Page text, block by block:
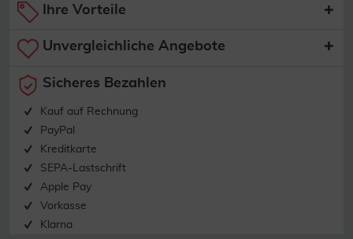
Ihre Vorteile
Unvergleichliche Angebote
Sicheres Bezahlen
Kauf auf Rechnung
PayPal
Kreditkarte
SEPA-Lastschrift
Apple Pay
Vorkasse
Klarna